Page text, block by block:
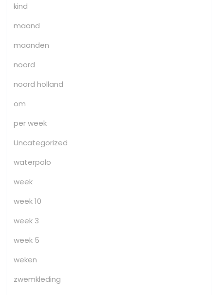
kind
maand
maanden
noord
noord holland
om
per week
Uncategorized
waterpolo
week
week 10
week 3
week 5
weken
zwemkleding